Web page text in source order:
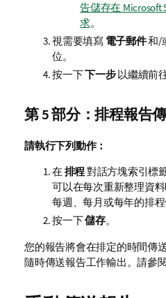
告儲存在 Microsoft
求。
視需要填寫 電子郵件和/
位。
按一下下一步以繼續前
第 5 部分：排程報告
請執行下列動作：
在 排程對話方塊索引標
可以在每次重新整理資
每週、每月或每年的排程
按一下儲存。
您的報告將會在排定的時間傳
隨時傳送報告工作輸出。請參